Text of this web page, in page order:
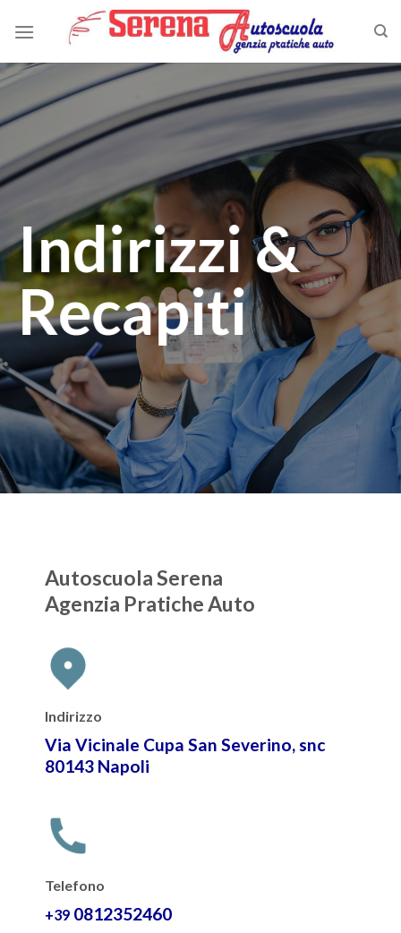
Indirizzi &
Recapiti
Autoscuola Serena
Agenzia Pratiche Auto
Indirizzo
Via Vicinale Cupa San Severino, snc
80143 Napoli
Telefono
+39 0812352460